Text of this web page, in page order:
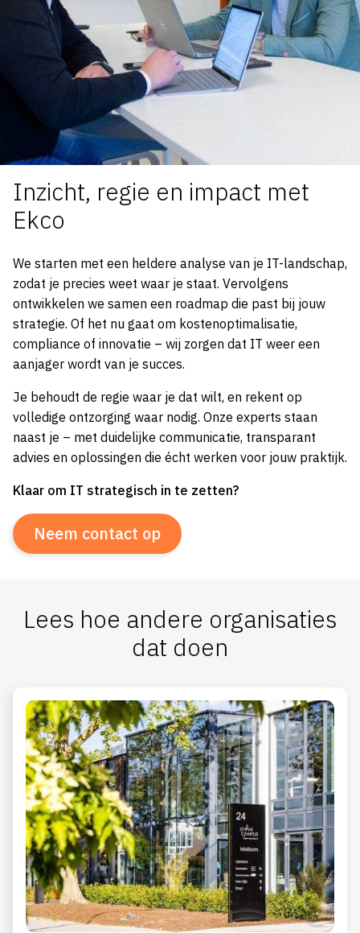
Inzicht, regie en impact met
Ekco
We starten met een heldere analyse van je IT-landschap,
zodat je precies weet waar je staat. Vervolgens
ontwikkelen we samen een roadmap die past bij jouw
strategie. Of het nu gaat om kostenoptimalisatie,
compliance of innovatie – wij zorgen dat IT weer een
aanjager wordt van je succes.
Je behoudt de regie waar je dat wilt, en rekent op
volledige ontzorging waar nodig. Onze experts staan
naast je – met duidelijke communicatie, transparant
advies en oplossingen die écht werken voor jouw praktijk.
Klaar om IT strategisch in te zetten?
Neem contact op
Lees hoe andere organisaties
dat doen